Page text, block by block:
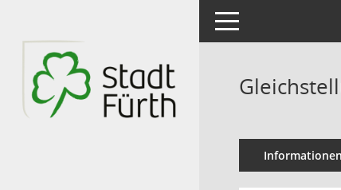
Toggle navigation
Informationen